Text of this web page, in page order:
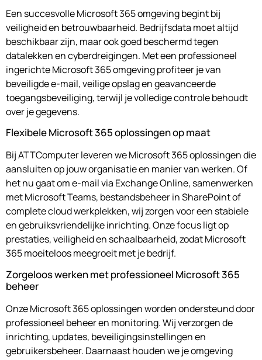
Een succesvolle Microsoft 365 omgeving begint bij
veiligheid en betrouwbaarheid. Bedrijfsdata moet altijd
beschikbaar zijn, maar ook goed beschermd tegen
datalekken en cyberdreigingen. Met een professioneel
ingerichte Microsoft 365 omgeving profiteer je van
beveiligde e-mail, veilige opslag en geavanceerde
toegangsbeveiliging, terwijl je volledige controle behoudt
over je gegevens.
Flexibele Microsoft 365 oplossingen op maat
Bij ATTComputer leveren we Microsoft 365 oplossingen die
aansluiten op jouw organisatie en manier van werken. Of
het nu gaat om e-mail via Exchange Online, samenwerken
met Microsoft Teams, bestandsbeheer in SharePoint of
complete cloud werkplekken, wij zorgen voor een stabiele
en gebruiksvriendelijke inrichting. Onze focus ligt op
prestaties, veiligheid en schaalbaarheid, zodat Microsoft
365 moeiteloos meegroeit met je bedrijf.
Zorgeloos werken met professioneel Microsoft 365
beheer
Onze Microsoft 365 oplossingen worden ondersteund door
professioneel beheer en monitoring. Wij verzorgen de
inrichting, updates, beveiligingsinstellingen en
gebruikersbeheer. Daarnaast houden we je omgeving